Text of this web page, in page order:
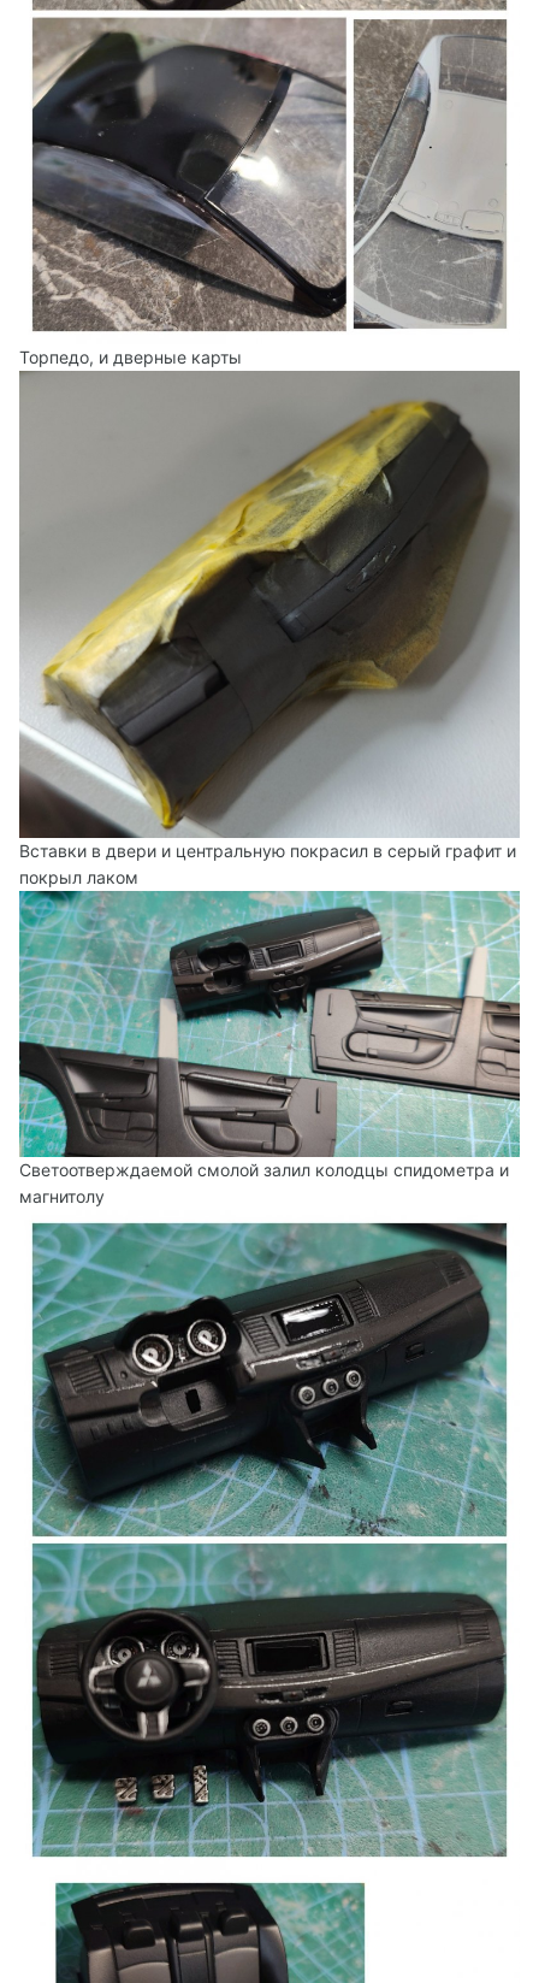
Торпедо, и дверные карты
Вставки в двери и центральную покрасил в серый графит и
покрыл лаком
Светоотверждаемой смолой залил колодцы спидометра и
магнитолу